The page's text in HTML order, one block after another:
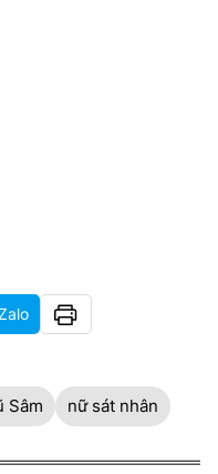
Sâm nữ sát nhân